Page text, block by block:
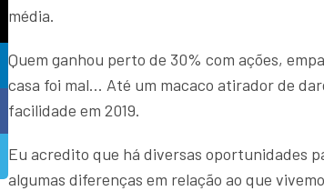
média.
Quem ganhou perto de 30% com ações,
casa foi mal... Até um macaco atirador de
facilidade em 2019.
Eu acredito que há diversas oportunidades
algumas diferenças em relação ao que